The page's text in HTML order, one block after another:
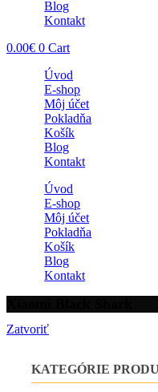
Blog
Kontakt
0.00€ 0 Cart
Úvod
E-shop
Môj účet
Pokladňa
Košík
Blog
Kontakt
Úvod
E-shop
Môj účet
Pokladňa
Košík
Blog
Kontakt
Zatvoriť
KATEGÓRIE